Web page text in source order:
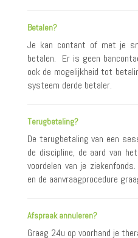
Betalen?
Je kan contant of met je
betalen. Er is geen
ook de mogelijkheid tot
systeem derde betaler.
Terugbetaling?
De terugbetaling van een
de discipline, de aard van
voordelen van je
en de aanvraagprocedure
Afspraak annuleren?
Graag 24u op voorhand je